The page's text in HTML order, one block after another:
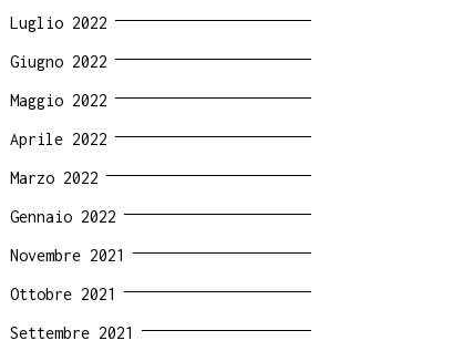
Luglio 2022
Giugno 2022
Maggio 2022
Aprile 2022
Marzo 2022
Gennaio 2022
Novembre 2021
Ottobre 2021
Settembre 2021